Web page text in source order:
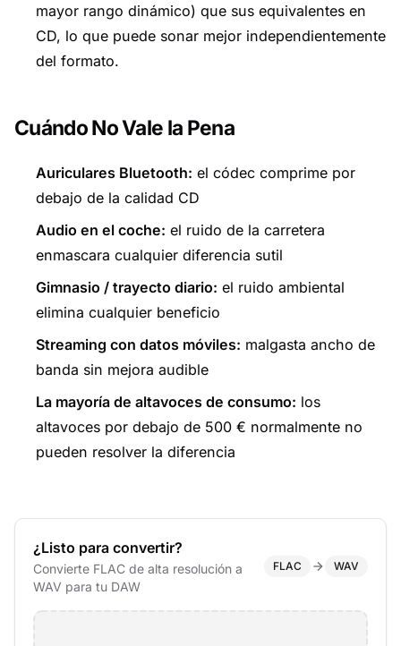
mayor rango dinámico) que sus equivalentes en
CD, lo que puede sonar mejor independientemente
del formato.
Cuándo No Vale la Pena
Auriculares Bluetooth: el códec comprime por
debajo de la calidad CD
Audio en el coche: el ruido de la carretera
enmascara cualquier diferencia sutil
Gimnasio / trayecto diario: el ruido ambiental
elimina cualquier beneficio
Streaming con datos móviles: malgasta ancho de
banda sin mejora audible
La mayoría de altavoces de consumo: los
altavoces por debajo de 500 € normalmente no
pueden resolver la diferencia
¿Listo para convertir?
Convierte FLAC de alta resolución a
WAV para tu DAW
FLAC WAV